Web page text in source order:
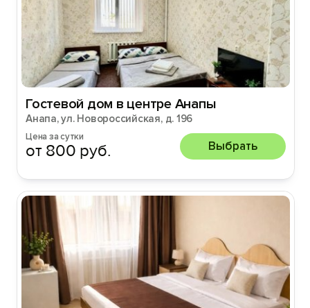
Гостевой дом в центре Анапы
Анапа, ул. Новороссийская, д. 196
Цена за сутки
от 800 руб. Выбрать